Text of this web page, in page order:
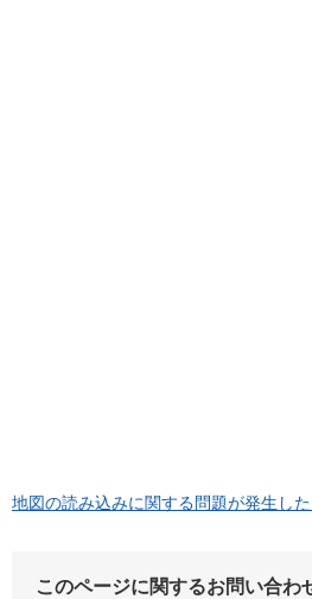
地図の読み込みに関する問題が発生した
このページに関するお問い合わ